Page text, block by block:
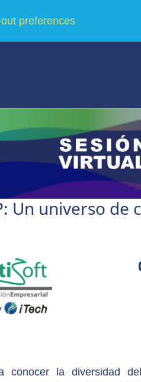
preferences
Un universo de
conocer la diversidad